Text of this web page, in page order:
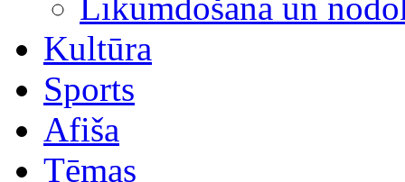
Kultūra
Sports
Afiša
Tēmas